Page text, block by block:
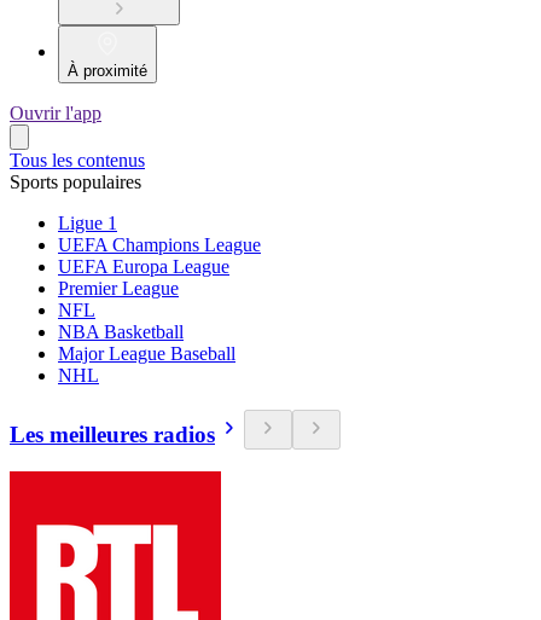
À proximité
Ouvrir l'app
Tous les contenus
Sports populaires
Ligue 1
UEFA Champions League
UEFA Europa League
Premier League
NFL
NBA Basketball
Major League Baseball
NHL
Les meilleures radios